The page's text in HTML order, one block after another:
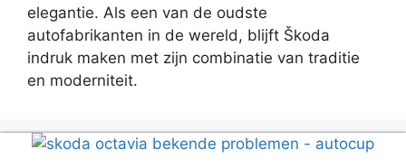
elegantie. Als een van de oudste
autofabrikanten in de wereld, blijft Škoda
indruk maken met zijn combinatie van traditie
en moderniteit.